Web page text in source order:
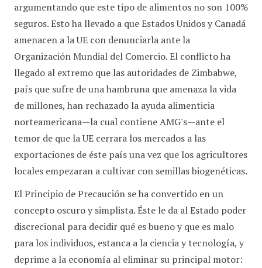
argumentando que este tipo de alimentos no son 100%
seguros. Esto ha llevado a que Estados Unidos y Canadá
amenacen a la UE con denunciarla ante la
Organización Mundial del Comercio. El conflicto ha
llegado al extremo que las autoridades de Zimbabwe,
país que sufre de una hambruna que amenaza la vida
de millones, han rechazado la ayuda alimenticia
norteamericana—la cual contiene AMG's—ante el
temor de que la UE cerrara los mercados a las
exportaciones de éste país una vez que los agricultores
locales empezaran a cultivar con semillas biogenéticas.
El Principio de Precaución se ha convertido en un
concepto oscuro y simplista. Éste le da al Estado poder
discrecional para decidir qué es bueno y que es malo
para los individuos, estanca a la ciencia y tecnología, y
deprime a la economía al eliminar su principal motor: